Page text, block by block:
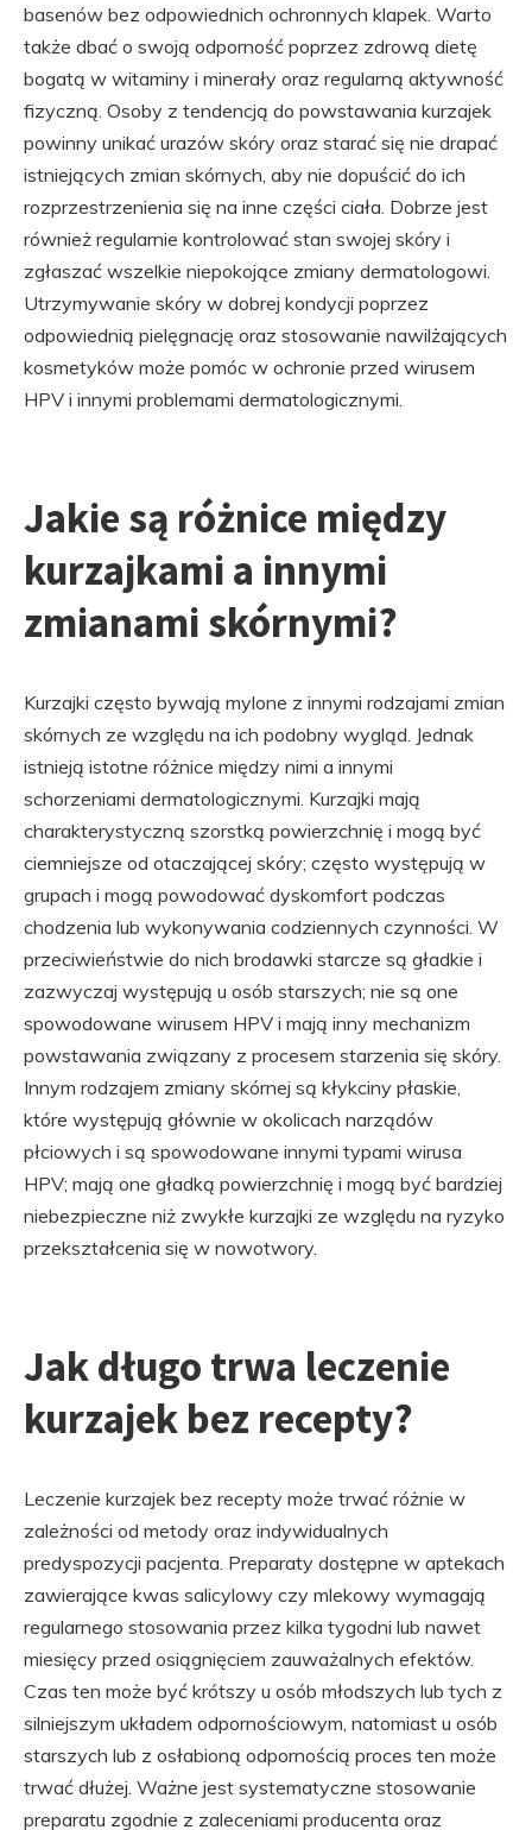
basenów bez odpowiednich ochronnych klapek. Warto
także dbać o swoją odporność poprzez zdrową dietę
bogatą w witaminy i minerały oraz regularną aktywność
fizyczną. Osoby z tendencją do powstawania kurzajek
powinny unikać urazów skóry oraz starać się nie drapać
istniejących zmian skórnych, aby nie dopuścić do ich
rozprzestrzenienia się na inne części ciała. Dobrze jest
również regularnie kontrolować stan swojej skóry i
zgłaszać wszelkie niepokojące zmiany dermatologowi.
Utrzymywanie skóry w dobrej kondycji poprzez
odpowiednią pielęgnację oraz stosowanie nawilżających
kosmetyków może pomóc w ochronie przed wirusem
HPV i innymi problemami dermatologicznymi.
Jakie są różnice między
kurzajkami a innymi
zmianami skórnymi?
Kurzajki często bywają mylone z innymi rodzajami zmian
skórnych ze względu na ich podobny wygląd. Jednak
istnieją istotne różnice między nimi a innymi
schorzeniami dermatologicznymi. Kurzajki mają
charakterystyczną szorstką powierzchnię i mogą być
ciemniejsze od otaczającej skóry; często występują w
grupach i mogą powodować dyskomfort podczas
chodzenia lub wykonywania codziennych czynności. W
przeciwieństwie do nich brodawki starcze są gładkie i
zazwyczaj występują u osób starszych; nie są one
spowodowane wirusem HPV i mają inny mechanizm
powstawania związany z procesem starzenia się skóry.
Innym rodzajem zmiany skórnej są kłykciny płaskie,
które występują głównie w okolicach narządów
płciowych i są spowodowane innymi typami wirusa
HPV; mają one gładką powierzchnię i mogą być bardziej
niebezpieczne niż zwykłe kurzajki ze względu na ryzyko
przekształcenia się w nowotwory.
Jak długo trwa leczenie
kurzajek bez recepty?
Leczenie kurzajek bez recepty może trwać różnie w
zależności od metody oraz indywidualnych
predyspozycji pacjenta. Preparaty dostępne w aptekach
zawierające kwas salicylowy czy mlekowy wymagają
regularnego stosowania przez kilka tygodni lub nawet
miesięcy przed osiągnięciem zauważalnych efektów.
Czas ten może być krótszy u osób młodszych lub tych z
silniejszym układem odpornościowym, natomiast u osób
starszych lub z osłabioną odpornością proces ten może
trwać dłużej. Ważne jest systematyczne stosowanie
preparatu zgodnie z zaleceniami producenta oraz